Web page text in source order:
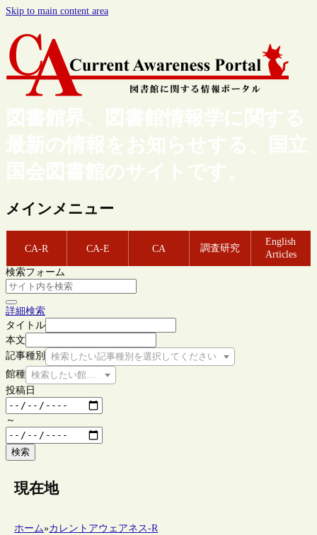
Skip to main content area
図書館界、図書館情報学に関する
最新の情報をお知らせする、国立
国会図書館のサイトです。
メインメニュー
CA-R CA-E CA 調査研究
English
Articles
検索フォーム
詳細検索
タイトル
本文
記事種別
検索したい記事種別を選択してください
館種 検索したい館種を選択してください
投稿日
～
検索
現在地
ホーム»カレントアウェアネス-R